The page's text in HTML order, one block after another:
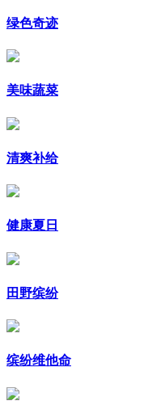
绿色奇迹
美味蔬菜
清爽补给
健康夏日
田野缤纷
缤纷维他命